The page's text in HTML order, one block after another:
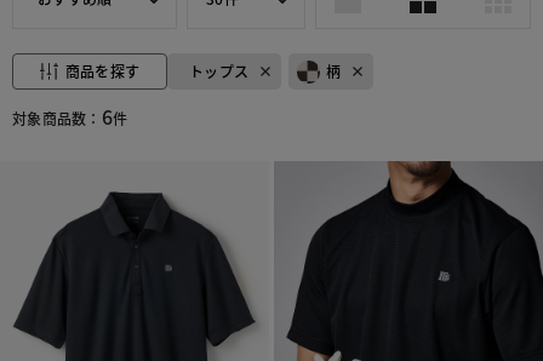
商品を探す トップス 柄
対象商品数： 6件